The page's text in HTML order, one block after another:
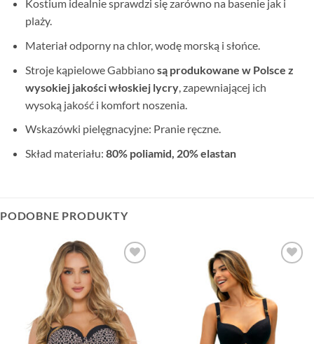
Kostium idealnie sprawdzi się zarówno na basenie jak i
plaży.
Materiał odporny na chlor, wodę morską i słońce.
Stroje kąpielowe Gabbianosą produkowane w Polsce z
wysokiej jakości włoskiej lycry, zapewniającej ich
wysoką jakość i komfort noszenia.
Wskazówki pielęgnacyjne: Pranie ręczne.
Skład materiału: 80% poliamid, 20% elastan
PODOBNE PRODUKTY